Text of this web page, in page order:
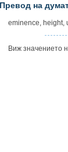
Превод на
eminence, height,
Виж значението